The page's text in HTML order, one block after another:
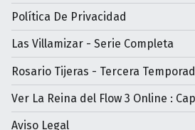
Política De Privacidad
Las Villamizar - Serie Completa
Rosario Tijeras - Tercera
Ver La Reina del Flow 3 Online :
Aviso Legal